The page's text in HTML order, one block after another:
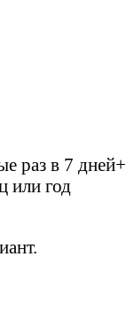
раз в 7 дней+
или год